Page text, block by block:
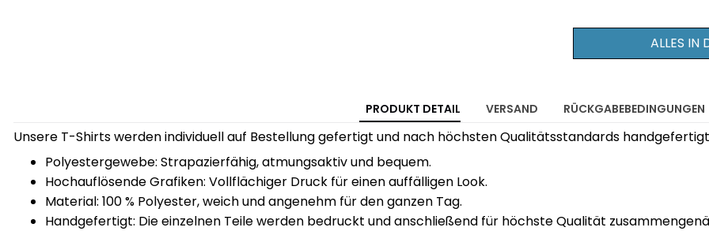
ALLES IN
PRODUKT DETAIL VERSAND RÜCKGABEBEDINGUNGEN
Unsere T-Shirts werden individuell auf Bestellung gefertigt und nach höchsten Qualitätsstandards
Polyestergewebe: Strapazierfähig, atmungsaktiv und bequem.
Hochauflösende Grafiken: Vollflächiger Druck für einen auffälligen Look.
Material: 100 % Polyester, weich und angenehm für den ganzen Tag.
Handgefertigt: Die einzelnen Teile werden bedruckt und anschließend für höchste Qualität